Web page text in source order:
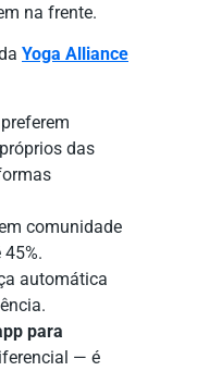
na frente.
Yoga Alliance
das
comunidade
automática
para
— é